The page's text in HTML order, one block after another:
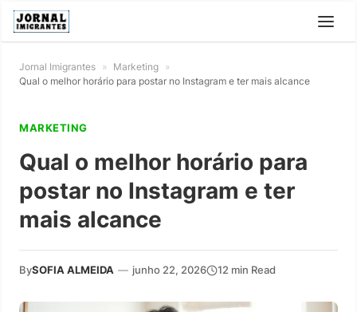
Jornal Imigrantes » Marketing »
Qual o melhor horário para postar no Instagram e ter mais alcance
MARKETING
Qual o melhor horário para
postar no Instagram e ter
mais alcance
BySOFIA ALMEIDA — junho 22, 2026 12 min Read